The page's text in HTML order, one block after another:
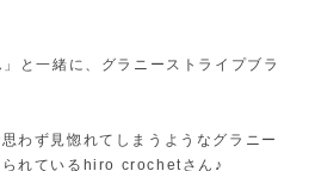
と一緒に、グラニーストライプブラ
わず見惚れてしまうようなグラニー
られているhiro crochetさん♪